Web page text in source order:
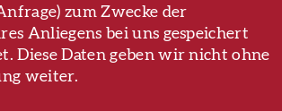
zum Zwecke der
Anliegens bei uns gespeichert
Diese Daten geben wir nicht ohne
weiter.